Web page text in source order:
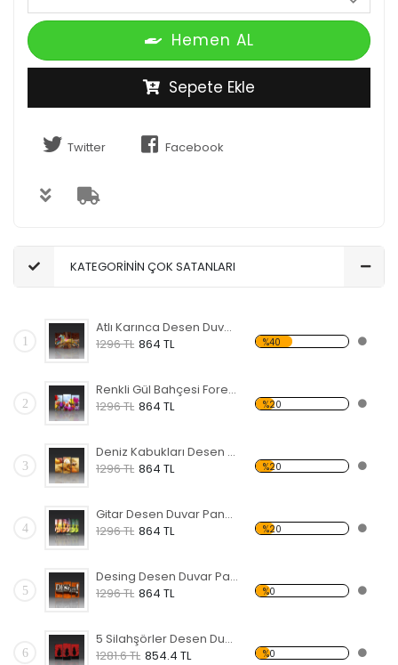
Hemen AL
Sepete Ekle
Twitter Facebook
KATEGORİNİN ÇOK SATANLARI
1
Atlı Karınca Desen Duvar Panosu
1296 TL 864 TL %40
2
Renkli Gül Bahçesi Forex Tablo
1296 TL 864 TL %20
3
Deniz Kabukları Desen Duvar Panosu
1296 TL 864 TL %20
4
Gitar Desen Duvar Panosu
1296 TL 864 TL %20
5
Desing Desen Duvar Panosu
1296 TL 864 TL %0
6
5 Silahşörler Desen Duvar Panosu
1281.6 TL 854.4 TL %0